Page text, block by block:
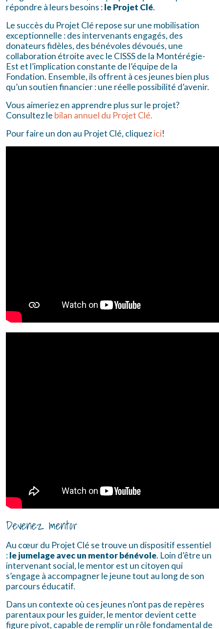
répondre à leurs besoins :le Projet Clé.
Le succès du Projet Clé repose sur une mobilisation
exceptionnelle : des intervenants engagés, des
donateurs fidèles, des bénévoles dévoués, une
collaboration étroite avec le CISSS de la Montérégie-
Est et l’implication constante de l’équipe de la
Fondation. Ensemble, ils offrent à ces jeunes bien plus
qu’un soutien financier : une réelle possibilité d’avenir.
Vous aimeriez en apprendre plus sur le projet?
Consultez le bilan annuel du Projet Clé.
Pour faire un don au Projet Clé, cliquezici!
Devenez mentor
Au cœur du Projet Clé se trouve un dispositif essentiel
:le jumelage avec un mentor bénévole. Loin d’être un
intervenant social, le mentor est un citoyen qui
s’engage à accompagner le jeune tout au long de son
parcours éducatif.
Dans un contexte où ces jeunes n’ont pas de repères
parentaux pour les guider, le mentor devient cette
figure pivot, capable de remplir un rôle fondamental de